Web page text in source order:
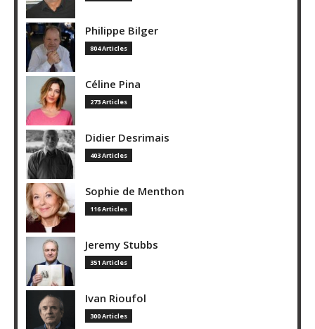
Philippe Bilger
804 Articles
Céline Pina
273 Articles
Didier Desrimais
403 Articles
Sophie de Menthon
116 Articles
Jeremy Stubbs
351 Articles
Ivan Rioufol
300 Articles